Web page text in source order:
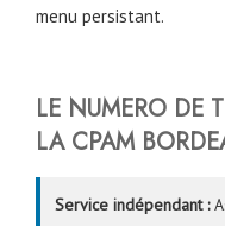
menu persistant.
LE NUMERO DE
LA CPAM
Service indépendant :